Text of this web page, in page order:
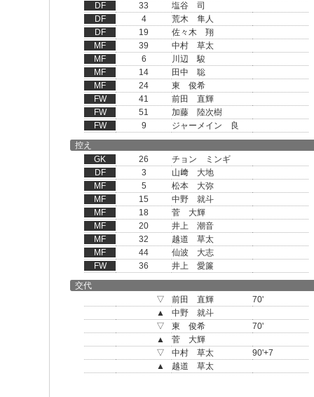
DF
33
塩谷 司
DF
4
荒木 隼人
DF
19
佐々木 翔
MF
39
中村 草太
MF
6
川辺 駿
MF
14
田中 聡
MF
24
東 俊希
FW
41
前田 直輝
FW
51
加藤 陸次樹
FW
9
ジャーメイン 良
控え
GK
26
チョン ミンギ
DF
3
山﨑 大地
MF
5
松本 大弥
MF
15
中野 就斗
MF
18
菅 大輝
MF
20
井上 潮音
MF
32
越道 草太
MF
44
仙波 大志
FW
36
井上 愛簾
交代
▽
前田 直輝
70'
▲
中野 就斗
▽
東 俊希
70'
▲
菅 大輝
▽
中村 草太
90'+7
▲
越道 草太